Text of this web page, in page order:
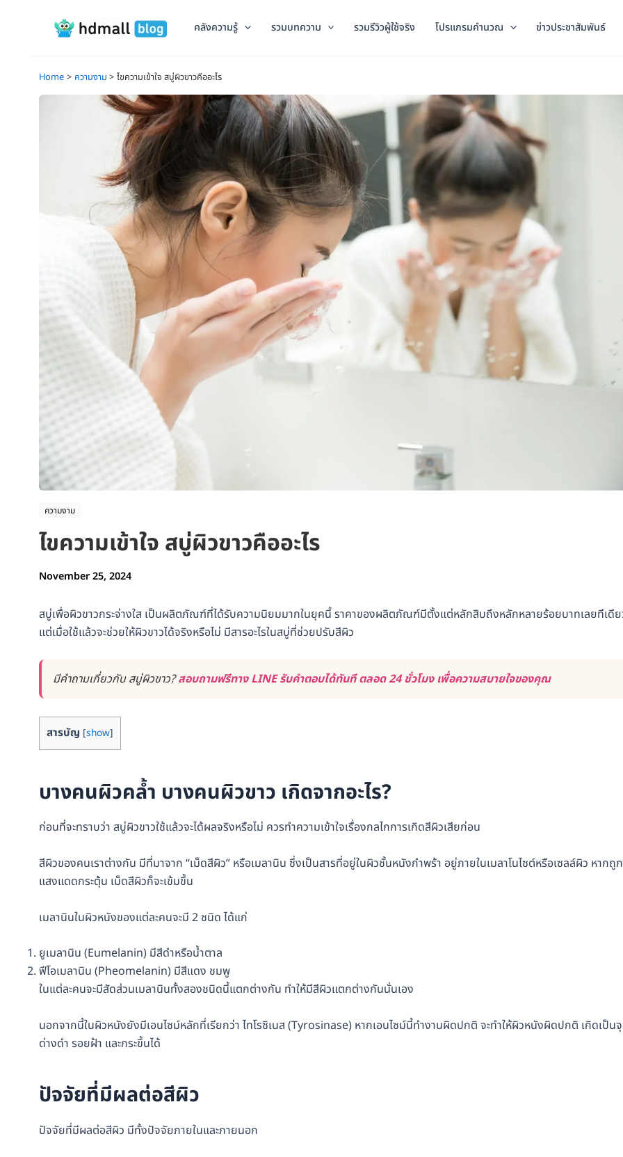
คลังความรู้ รวมบทความ รวมรีวิวผู้ใช้จริง โปรแกรมคำนวณ ข่าวประชาสัมพันธ์
Home ความงาม ไขความเข้าใจ สบู่ผิวขาวคืออะไร
ความงาม
ไขความเข้าใจ สบู่ผิวขาวคืออะไร
November 25, 2024
สบู่เพื่อผิวขาวกระจ่างใส เป็นผลิตภัณฑ์ที่ได้รับความนิยมมากในยุคนี้ ราคาของผลิตภัณฑ์มีตั้งแต่หลักสิบถึงหลักหลายร้อยบาทเลยทีเดี
แต่เมื่อใช้แล้วจะช่วยให้ผิวขาวได้จริงหรือไม่ มีสารอะไรในสบู่ที่ช่วยปรับสีผิว
มีคำถามเกี่ยวกับ สบู่ผิวขาว?สอบถามฟรีทาง LINE รับคำตอบได้ทันที ตลอด 24 ชั่วโมง เพื่อความสบายใจของคุณ
สารบัญ [show]
บางคนผิวคล้ำ บางคนผิวขาว เกิดจากอะไร?
ก่อนที่จะทราบว่า สบู่ผิวขาวใช้แล้วจะได้ผลจริงหรือไม่ ควรทำความเข้าใจเรื่องกลไกการเกิดสีผิวเสียก่อน
สีผิวของคนเราต่างกัน มีที่มาจาก “เม็ดสีผิว” หรือเมลานิน ซึ่งเป็นสารที่อยู่ในผิวชั้นหนังกำพร้า อยู่ภายในเมลาโนไซต์หรือเซลล์ผิว หากถูก
แสงแดดกระตุ้น เม็ดสีผิวก็จะเข้มขึ้น
เมลานินในผิวหนังของแต่ละคนจะมี 2 ชนิด ได้แก่
ยูเมลานิน (Eumelanin) มีสีดำหรือน้ำตาล
ฟีโอเมลานิน (Pheomelanin) มีสีแดง ชมพู
ในแต่ละคนจะมีสัดส่วนเมลานินทั้งสองชนิดนี้แตกต่างกัน ทำให้มีสีผิวแตกต่างกันนั่นเอง
นอกจากนี้ในผิวหนังยังมีเอนไซม์หลักที่เรียกว่า ไทโรซิเนส (Tyrosinase) หากเอนไซม์นี้ทำงานผิดปกติ จะทำให้ผิวหนังผิดปกติ เกิดเป็น
ด่างดำ รอยฝ้า และกระขึ้นได้
ปัจจัยที่มีผลต่อสีผิว
ปัจจัยที่มีผลต่อสีผิว มีทั้งปัจจัยภายในและภายนอก